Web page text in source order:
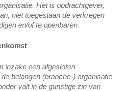
Het is opdrachtgever,
niet toegestaan de verkregen
en/of te openbaren.
inzake een afgesloten
belangen (branche-) organisatie
valt in de gunstige zin van